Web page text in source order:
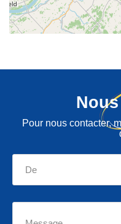
Pour nous contacter,